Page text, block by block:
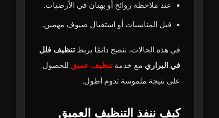
عند ملاحظة روائح أو بهتان في الأرضيات.
قبل المناسبات أو استقبال ضيوف مهمين.
في هذه الحالات، ننصح دائمًا بربطتنظيف فلل
في البراري مع خدمةتنظيف عميق للحصول
على نتيجة ملموسة تدوم أطول.
كيف ننفذ التنظيف العميق